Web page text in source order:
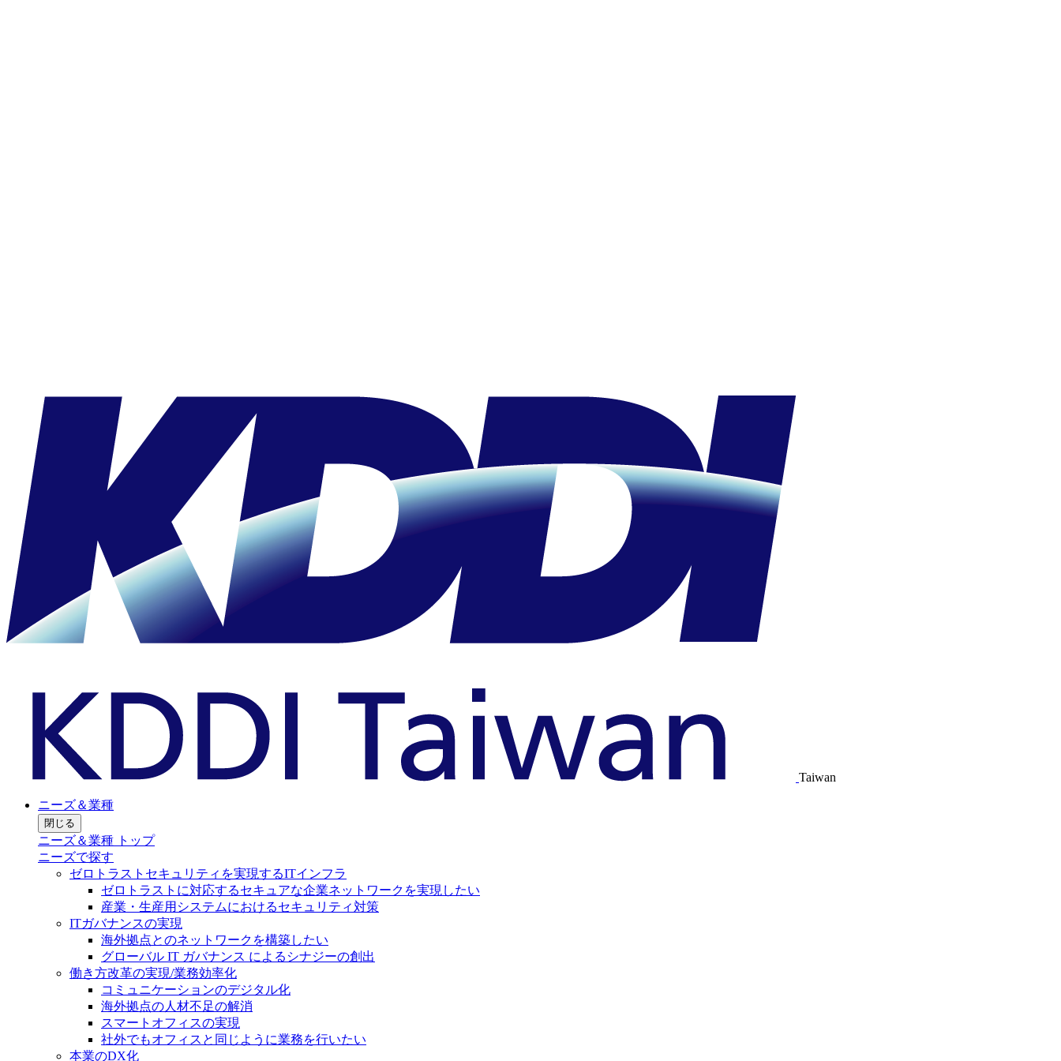
Taiwan
ニーズ＆業種
閉じる
ニーズ＆業種 トップ
ニーズで探す
ゼロトラストセキュリティを実現するITインフラ
ゼロトラストに対応するセキュアな企業ネットワークを実現したい
産業・生産用システムにおけるセキュリティ対策
ITガバナンスの実現
海外拠点とのネットワークを構築したい
グローバル IT ガバナンス によるシナジーの創出
働き方改革の実現/業務効率化
コミュニケーションのデジタル化
海外拠点の人材不足の解消
スマートオフィスの実現
社外でもオフィスと同じように業務を行いたい
本業のDX化